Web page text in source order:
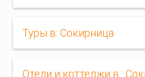
Туры в: Сокирница
Отели и коттеджи в :